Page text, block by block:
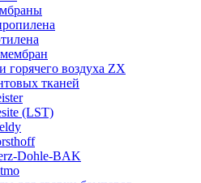
воздуха ZX
тканей
(LST)
Dohle-BAK